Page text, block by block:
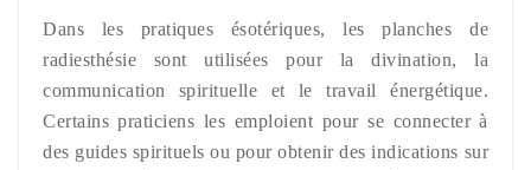
Dans les pratiques ésotériques, les planches de
radiesthésie sont utilisées pour la divination, la
communication spirituelle et le travail énergétique.
Certains praticiens les emploient pour se connecter à
des guides spirituels ou pour obtenir des indications sur